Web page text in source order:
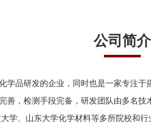
公司简介
学品研发的企业，同时也是一家专注于
，检测手段完备，研发团队由多名技
学、山东大学化学材料等多所院校和行